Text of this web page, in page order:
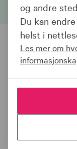
Bærekraft
bærekraft i sin
ha en god
og andre
Du kan
helst i
Les mer om